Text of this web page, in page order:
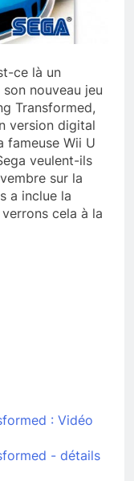
ce là un
nouveau jeu
Transformed,
version digital
fameuse Wii U
veulent-ils
sur la
a inclue la
cela à la
: Vidéo
- détails